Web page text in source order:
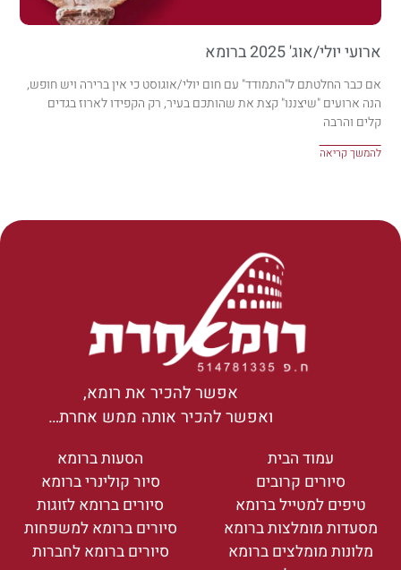
ארועי יולי/אוג' 2025 ברומא
אם כבר החלטתם ל"התמודד" עם חום יולי/אוגוסט כי אין ברירה ויש חופש,
הנה ארועים "שיצננו" קצת את שהותכם בעיר, רק הקפידו לארוז בגדים
קלים והרבה
להמשך קריאה
אפשר להכיר את רומא,
ואפשר להכיר אותה ממש אחרת…
עמוד הבית
סיורים קרובים
טיפים למטייל ברומא
מסעדות מומלצות ברומא
מלונות מומלצים ברומא
הסעות ברומא
סיור קולינרי ברומא
סיורים ברומא לזוגות
סיורים ברומא למשפחות
סיורים ברומא לחברות